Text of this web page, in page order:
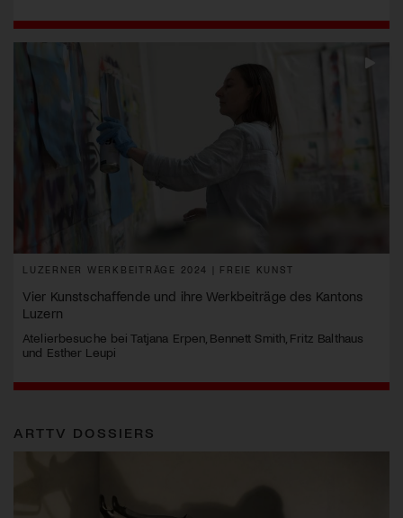
LUZERNER WERKBEITRÄGE 2024 | FREIE KUNST
Vier Kunstschaffende und ihre Werkbeiträge des Kantons
Luzern
Atelierbesuche bei Tatjana Erpen, Bennett Smith, Fritz Balthaus
und Esther Leupi
ARTTV DOSSIERS